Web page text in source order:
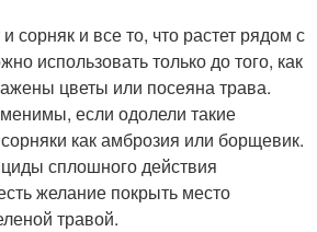
сорняк и все то, что растет рядом с
использовать только до того, как
цветы или посеяна трава.
если одолели такие
как амброзия или борщевик.
сплошного действия
желание покрыть место
травой.